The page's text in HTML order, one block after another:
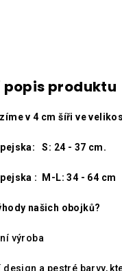
popis produktu
v 4 cm šíři ve
S: 24 - 37 cm.
: M-L: 34 - 64 cm
našich obojků?
výroba
a pestré barvy,